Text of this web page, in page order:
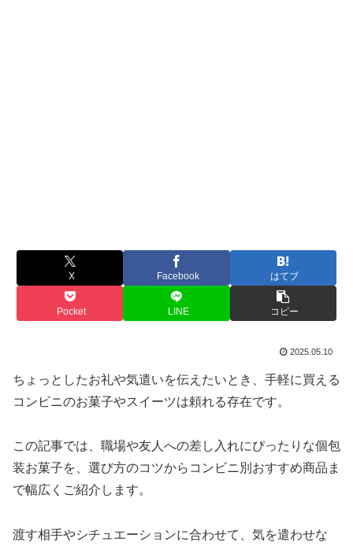
X Facebook はてブ
Pocket LINE コピー
2025.05.10
ちょっとしたお礼や気遣いを伝えたいとき、手軽に買える
コンビニのお菓子やスイーツは頼れる存在です。
この記事では、職場や友人への差し入れにぴったりな個包
装お菓子を、選び方のコツからコンビニ別おすすめ商品ま
で幅広くご紹介します。
渡す相手やシチュエーションに合わせて、気を遣わせな